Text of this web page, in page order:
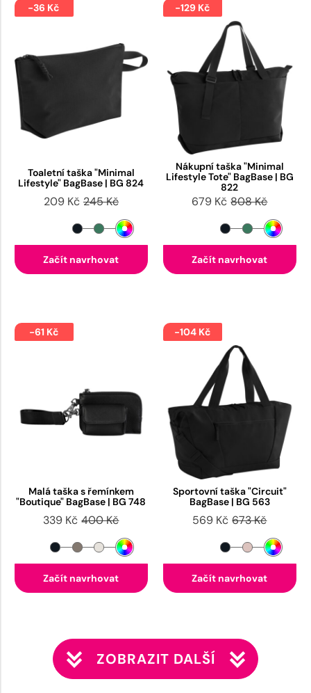
-36 Kč
Toaletní taška "Minimal
Lifestyle" BagBase | BG 824
209 Kč 245 Kč
Začít navrhovat
-129 Kč
Nákupní taška "Minimal
Lifestyle Tote" BagBase | BG
822
679 Kč 808 Kč
Začít navrhovat
-61 Kč
Malá taška s řemínkem
"Boutique" BagBase | BG 748
339 Kč 400 Kč
Začít navrhovat
-104 Kč
Sportovní taška "Circuit"
BagBase | BG 563
569 Kč 673 Kč
Začít navrhovat
ZOBRAZIT DALŠÍ